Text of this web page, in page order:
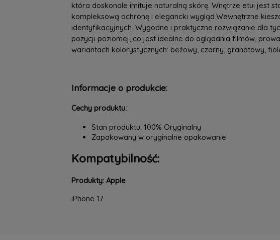
która doskonale imituje naturalną skórę. Wnętrze etui jest
kompleksową ochronę i elegancki wygląd.Wewnętrzne
identyfikacyjnych. Wygodne i praktyczne rozwiązanie dla
pozycji poziomej, co jest idealne do oglądania filmów,
wariantach kolorystycznych: beżowy, czarny, granatowy,
Informacje o produkcie:
Cechy produktu:
Stan produktu: 100% Oryginalny
Zapakowany w oryginalne opakowanie
Kompatybilność:
Produkty: Apple
iPhone 17